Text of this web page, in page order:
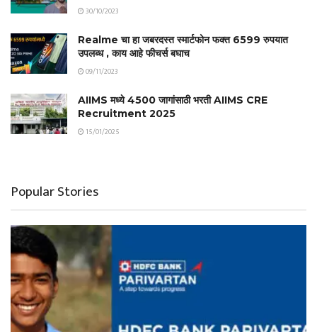
30/10/2023
Realme चा हा जबरदस्त स्मार्टफोन फक्त 6599 रुपयात
उपलब्ध , काय आहे फीचर्स बघाच
09/11/2023
AIIMS मध्ये 4500 जागांसाठी भरती AIIMS CRE
Recruitment 2025
15/01/2025
Popular Stories